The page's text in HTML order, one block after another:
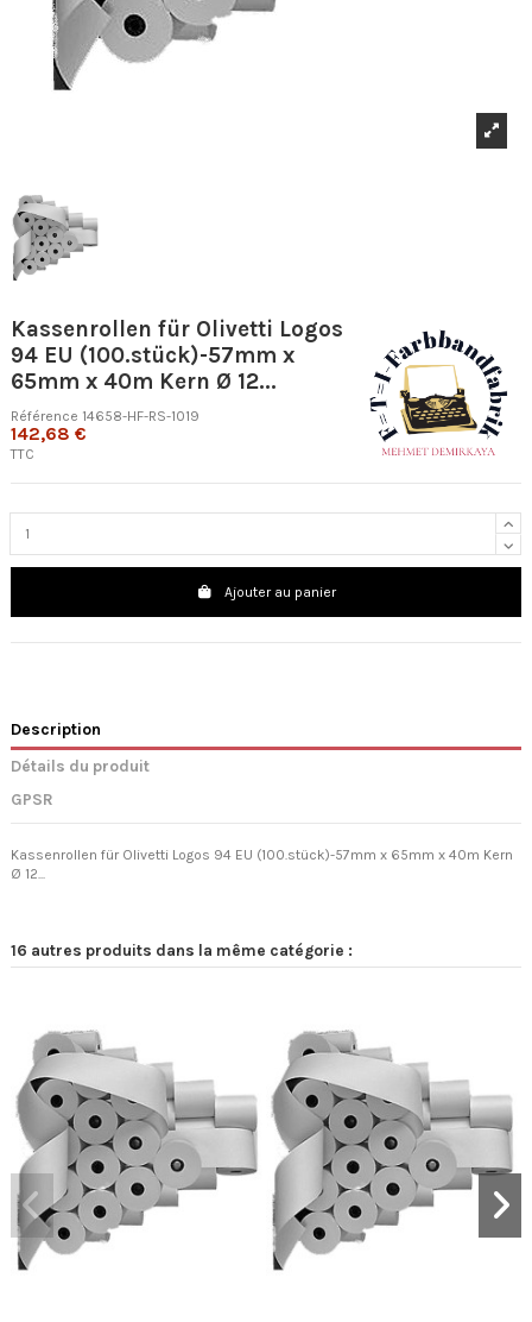
Kassenrollen für Olivetti Logos
94 EU (100.stück)-57mm x
65mm x 40m Kern Ø 12...
Référence 14658-HF-RS-1019
142,68 €
TTC
Ajouter au panier
Description
Détails du produit
GPSR
Kassenrollen für Olivetti Logos 94 EU (100.stück)-57mm x 65mm x 40m Kern
Ø 12...
16 autres produits dans la même catégorie :